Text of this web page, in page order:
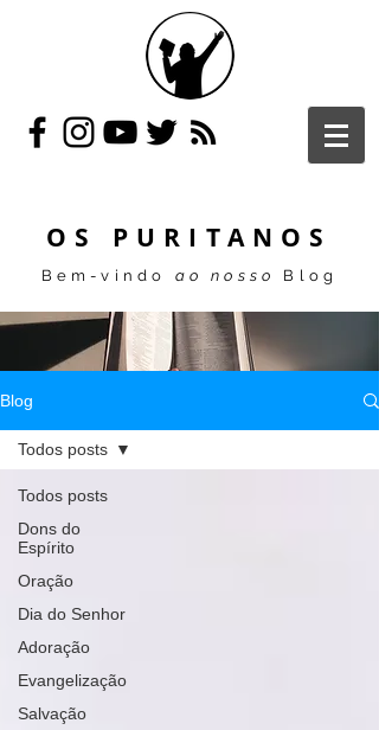
OS PURITANOS
Bem-vindo ao nosso Blog
Blog
Todos posts
Dons do
Espírito
Oração
Dia do Senhor
Adoração
Evangelização
Salvação
Todos posts